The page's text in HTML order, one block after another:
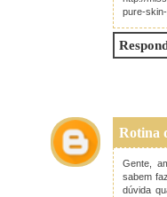
pure-
Rotina
Gente,
sabem
dúvida